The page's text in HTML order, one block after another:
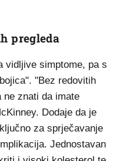
pregleda
vidljive simptome, pa s
"Bez redovitih
ne znati da imate
Dodaje da je
za sprječavanje
Jednostavan